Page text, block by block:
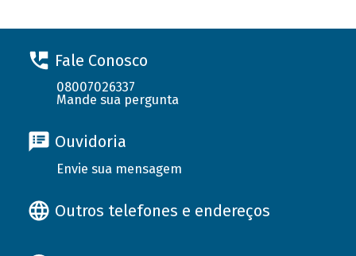
Fale Conosco
08007026337
Mande sua pergunta
Ouvidoria
Envie sua mensagem
Outros telefones e endereços